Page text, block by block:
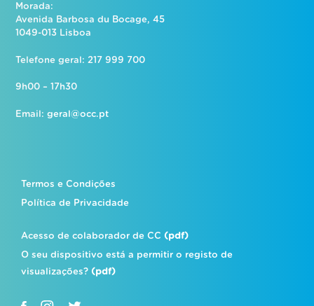
Morada:
Avenida Barbosa du Bocage, 45
1049-013 Lisboa
Telefone geral: 217 999 700
9h00 – 17h30
Email:geral@occ.pt
Termos e Condições
Política de Privacidade
Acesso de colaborador de CC(pdf)
O seu dispositivo está a permitir o registo de
visualizações?(pdf)